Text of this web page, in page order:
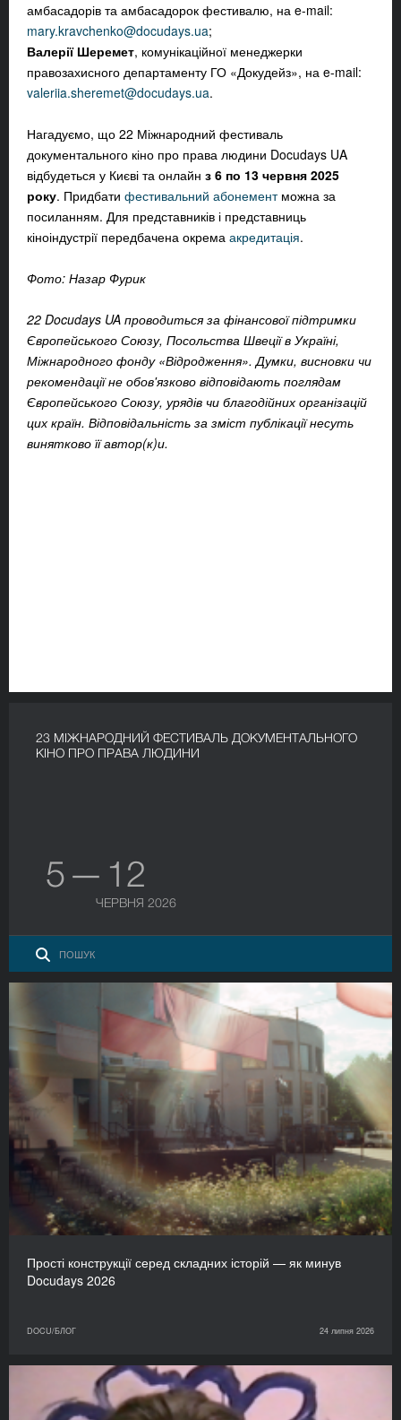
амбасадорів та амбасадорок фестивалю, на e-mail:
mary.kravchenko@docudays.ua;
Валерії Шеремет, комунікаційної менеджерки
правозахисного департаменту ГО «Докудейз», на e-mail:
valeriia.sheremet@docudays.ua.
Нагадуємо, що 22 Міжнародний фестиваль
документального кіно про права людини Docudays UA
відбудеться у Києві та онлайн з 6 по 13 червня 2025
року. Придбати фестивальний абонементможна за
посиланням. Для представників і представниць
кіноіндустрії передбачена окрема акредитація.
Фото: Назар Фурик
22 Docudays UA проводиться за фінансової підтримки
Європейського Союзу, Посольства Швеції в Україні,
Міжнародного фонду «Відродження». Думки, висновки чи
рекомендації не обов'язково відповідають поглядам
Європейського Союзу, урядів чи благодійних організацій
цих країн. Відповідальність за зміст публікації несуть
винятково її автор(к)и.
23 МІЖНАРОДНИЙ ФЕСТИВАЛЬ ДОКУМЕНТАЛЬНОГО
КІНО ПРО ПРАВА ЛЮДИНИ
5 — 12
ЧЕРВНЯ 2026
Прості конструкції серед складних історій — як минув
Docudays 2026
DOCU/БЛОГ 24 липня 2026